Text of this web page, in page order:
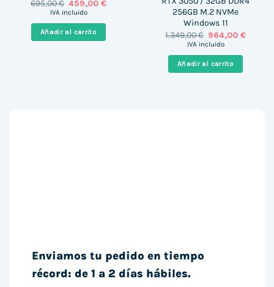
695,00€ El
precio
era:
695,00 €.
459,00€El
IVA incluido
Añadir al carrito
256GB M.2 NVMe
Windows 11
1.349,00€ El
precio
era:
1.349,00 €.
964,00€El
IVA incluido
Añadir al carrito
Enviamos tu pedido en tiempo
récord: de 1 a 2 días hábiles.